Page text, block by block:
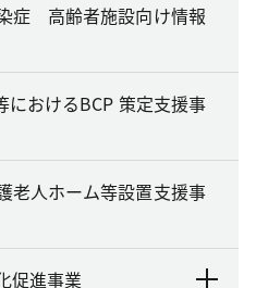
症 高齢者施設向け情報
おけるBCP 策定支援事
老人ホーム等設置支援事
促進事業